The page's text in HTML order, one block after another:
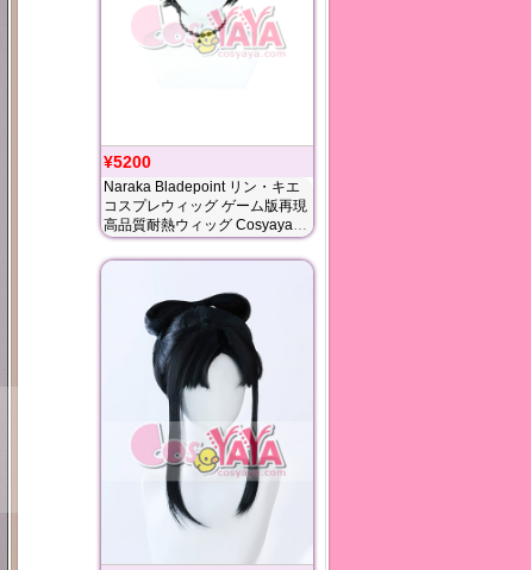
¥5200
Naraka Bladepoint リン・キエ
コスプレウィッグ ゲーム版再現
高品質耐熱ウィッグ Cosyaya通
販 送料無料